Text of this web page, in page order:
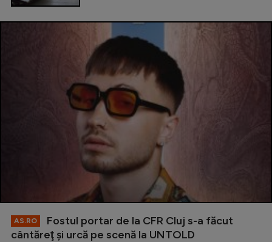
AS.RO
Fostul portar de la CFR Cluj s-a făcut
cântăreţ şi urcă pe scenă la UNTOLD